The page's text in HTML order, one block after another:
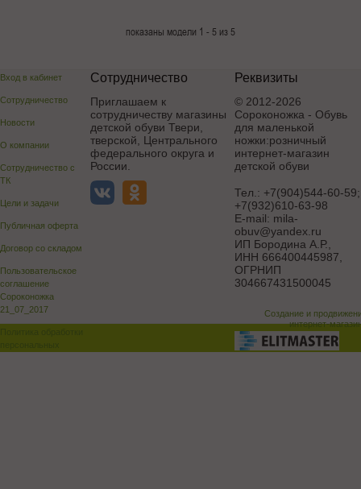
показаны модели 1 - 5 из 5
Вход в кабинет
Сотрудничество
Новости
О компании
Сотрудничество с
ТК
Цели и задачи
Публичная оферта
Договор со складом
Пользовательское
соглашение
Сороконожка
21_07_2017
Сотрудничество
Приглашаем к
сотрудничеству магазины
детской обуви Твери,
тверской, Центрального
федерального округа и
России.
Реквизиты
© 2012-2026
Сороконожка - Обувь
для маленькой
ножки:розничный
интернет-магазин
детской обуви
Тел.: +7(904)544-60-59;
+7(932)610-63-98
E-mail: mila-
obuv@yandex.ru
ИП Бородина А.Р.
ИНН 666400445987,
ОГРНИП
304667431500045
Создание и
интернет-